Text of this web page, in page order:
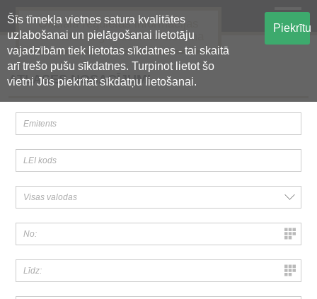
Šīs tīmekļa vietnes satura kvalitātes
uzlabošanai un pielāgošanai lietotāju
vajadzībām tiek lietotas sīkdatnes - tai skaitā
arī trešo pušu sīkdatnes. Turpinot lietot šo
vietni Jūs piekrītat sīkdatņu lietošanai.
Piekrītu
Oficiālā regulētās informācijas
centralizētā glabāšanas sistēma
ATLASES NOSACĪJUMI